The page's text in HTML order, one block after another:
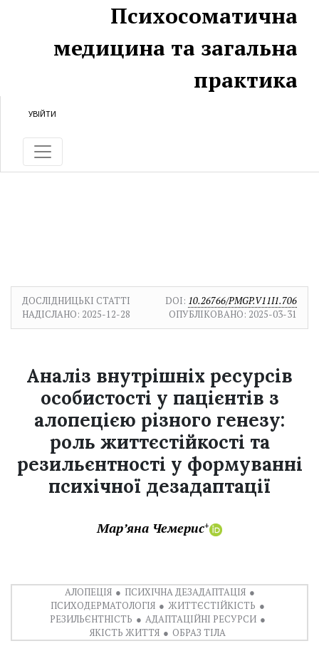
Перейти до головного
Перейти в головне навігаційне меню
Перейти на нижній колонтитул сайтуПсихосоматична
медицина та загальна
практика
УВІЙТИ
ДОСЛІДНИЦЬКІ СТАТТІ DOI: 10.26766/PMGP.V11I1.706
НАДІСЛАНО: 2025-12-28 ОПУБЛІКОВАНО: 2025-03-31
Аналіз внутрішніх ресурсів
особистості у пацієнтів з
алопецією різного генезу:
роль життєстійкості та
резильєнтності у формуванні
психічної дезадаптації
Мар’яна Чемерис+
АЛОПЕЦІЯ
ПСИХІЧНА ДЕЗАДАПТАЦІЯ
ПСИХОДЕРМАТОЛОГІЯ
ЖИТТЄСТІЙКІСТЬ
РЕЗИЛЬЄНТНІСТЬ
АДАПТАЦІЙНІ РЕСУРСИ
ЯКІСТЬ ЖИТТЯ
ОБРАЗ ТІЛА